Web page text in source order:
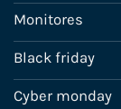
Monitores
Black friday
Cyber monday